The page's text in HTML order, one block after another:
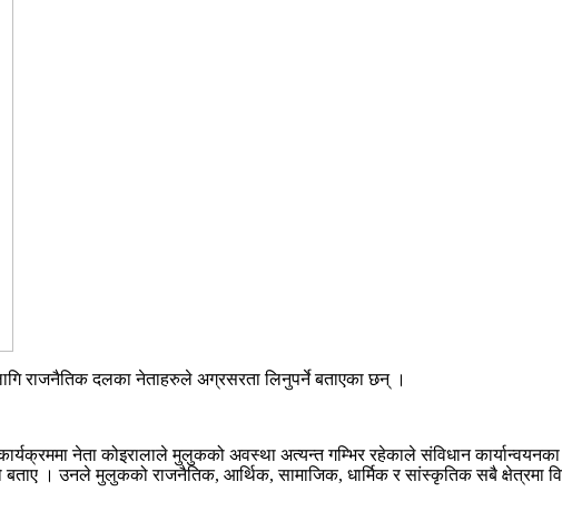
राजनैतिक दलका नेताहरुले अग्रसरता लिनुपर्ने बताएका छन् ।
नेता कोइरालाले मुलुकको अवस्था अत्यन्त गम्भिर रहेकाले संविधान
। उनले मुलुकको राजनैतिक, आर्थिक, सामाजिक, धार्मिक र सांस्कृतिक सबै क्षेत्रमा